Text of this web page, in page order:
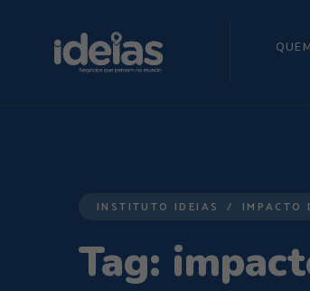
INSTITUTO IDEIAS IMPACTO
Tag: